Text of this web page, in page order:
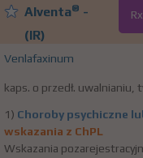
Alventa® -
(IR)
Rx
Venlafaxinum
kaps. o przedł.
1) Choroby psychiczne
wskazania z ChPL
Wskazania